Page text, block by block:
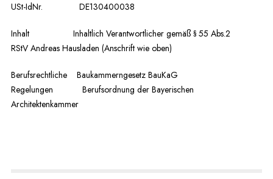
USt-IdNr. DE130400038
Inhalt Inhaltlich Verantwortlicher gemäß § 55 Abs.2
RStV Andreas Hausladen (Anschrift wie oben)
Berufsrechtliche Baukammerngesetz BauKaG
Regelungen Berufsordnung der Bayerischen
Architektenkammer